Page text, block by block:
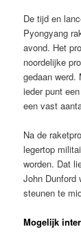
De tijd en
Pyongyang
avond. Het
noordelijke
gedaan werd.
ieder punt
een vast
Na de
legertop
worden. Dat
John Dunford
steunen te
Mogelijk